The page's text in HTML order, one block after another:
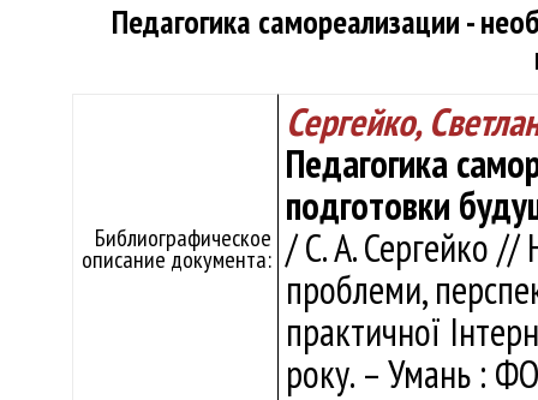
Педагогика самореализации -
Библиографическое
описание документа:
Сергейко,
Педагогика
подготовки
/ С. А. Сергейко //
проблеми,
практичної
року. – Умань :